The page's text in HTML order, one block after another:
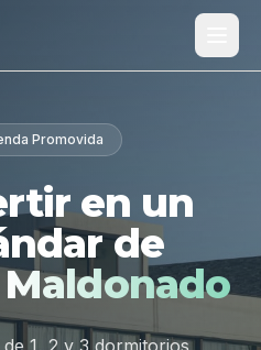
Promovida
en un
de
Maldonado
1, 2 y 3 dormitorios